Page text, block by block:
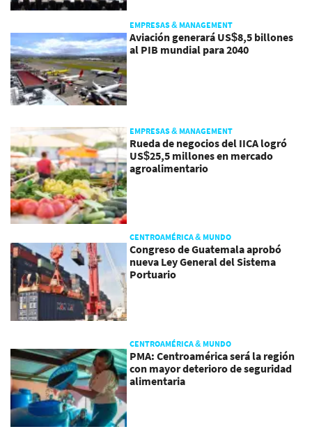
EMPRESAS & MANAGEMENT
Aviación generará US$8,5 billones
al PIB mundial para 2040
EMPRESAS & MANAGEMENT
Rueda de negocios del IICA logró
US$25,5 millones en mercado
agroalimentario
CENTROAMÉRICA & MUNDO
Congreso de Guatemala aprobó
nueva Ley General del Sistema
Portuario
CENTROAMÉRICA & MUNDO
PMA: Centroamérica será la región
con mayor deterioro de seguridad
alimentaria